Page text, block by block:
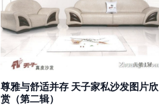
尊雅与舒适并存 天子家私沙发图片欣
赏（第二辑）